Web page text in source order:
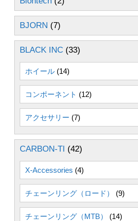
BJORN (7)
BLACK INC (33)
ホイール (14)
コンポーネント (12)
アクセサリー (7)
CARBON-TI (42)
X-Accessories (4)
チェーンリング（ロード） (9)
チェーンリング（MTB） (14)